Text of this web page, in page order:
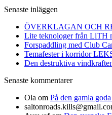
Senaste inläggen
ÖVERKLAGAN OCH
Lite teknologer från LiTH
Forspaddling med Club
Temafester i korridor
Den destruktiva
Senaste kommentarer
Ola om På den gamla